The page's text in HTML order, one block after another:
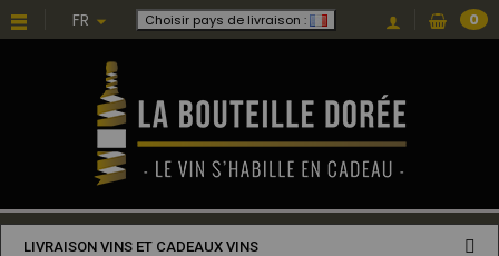
FR Choisir pays de livraison : 0
LIVRAISON VINS ET CADEAUX VINS